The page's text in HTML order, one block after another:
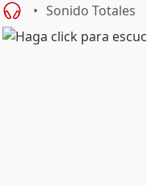
Sonido Totales